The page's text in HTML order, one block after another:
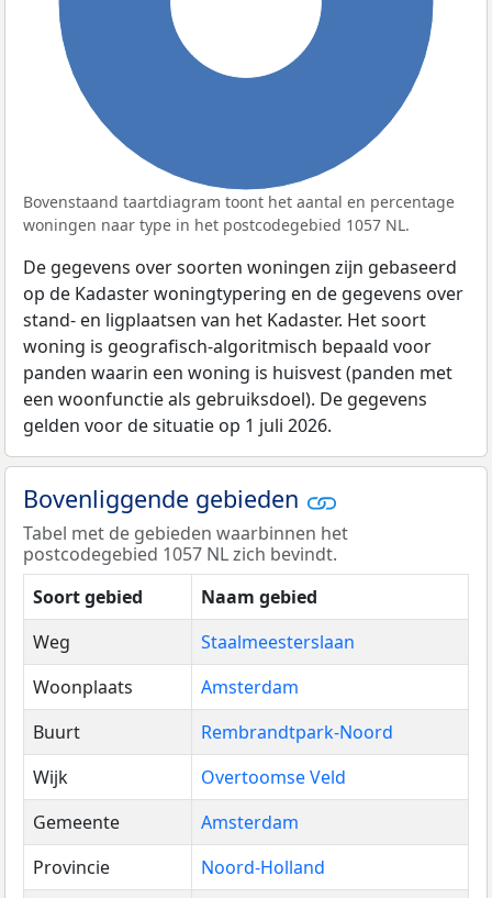
Bovenstaand taartdiagram toont het aantal en percentage
woningen naar type in het postcodegebied 1057 NL.
De gegevens over soorten woningen zijn gebaseerd
op de Kadaster woningtypering en de gegevens over
stand- en ligplaatsen van het Kadaster. Het soort
woning is geografisch-algoritmisch bepaald voor
panden waarin een woning is huisvest (panden met
een woonfunctie als gebruiksdoel). De gegevens
gelden voor de situatie op 1 juli 2026.
Bovenliggende gebieden
Tabel met de gebieden waarbinnen het
postcodegebied 1057 NL zich bevindt.
Soort gebied
Naam gebied
Weg
Staalmeesterslaan
Woonplaats
Amsterdam
Buurt
Rembrandtpark-Noord
Wijk
Overtoomse Veld
Gemeente
Amsterdam
Provincie
Noord-Holland